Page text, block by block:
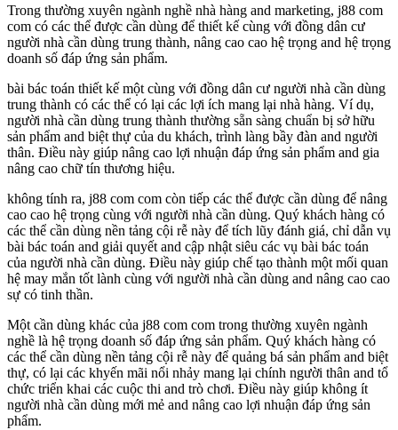
Trong thường xuyên ngành nghề nhà hàng and marketing, j88 com
com có các thể được cần dùng để thiết kế cùng với đồng dân cư
người nhà cần dùng trung thành, nâng cao cao hệ trọng and hệ trọng
doanh số đáp ứng sản phẩm.
bài bác toán thiết kế một cùng với đồng dân cư người nhà cần dùng
trung thành có các thể có lại các lợi ích mang lại nhà hàng. Ví dụ,
người nhà cần dùng trung thành thường sẵn sàng chuẩn bị sở hữu
sản phẩm and biệt thự của du khách, trình làng bầy đàn and người
thân. Điều này giúp nâng cao lợi nhuận đáp ứng sản phẩm and gia
nâng cao chữ tín thương hiệu.
không tính ra, j88 com com còn tiếp các thể được cần dùng để nâng
cao cao hệ trọng cùng với người nhà cần dùng. Quý khách hàng có
các thể cần dùng nền tảng cội rễ này để tích lũy đánh giá, chỉ dẫn vụ
bài bác toán and giải quyết and cập nhật siêu các vụ bài bác toán
của người nhà cần dùng. Điều này giúp chế tạo thành một mối quan
hệ may mắn tốt lành cùng với người nhà cần dùng and nâng cao cao
sự có tinh thần.
Một cần dùng khác của j88 com com trong thường xuyên ngành
nghề là hệ trọng doanh số đáp ứng sản phẩm. Quý khách hàng có
các thể cần dùng nền tảng cội rễ này để quảng bá sản phẩm and biệt
thự, có lại các khyến mãi nổi nhảy mang lại chính người thân and tổ
chức triển khai các cuộc thi and trò chơi. Điều này giúp không ít
người nhà cần dùng mới mẻ and nâng cao lợi nhuận đáp ứng sản
phẩm.